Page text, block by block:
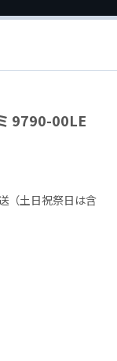
9790-00LE
（土日祝祭日は含